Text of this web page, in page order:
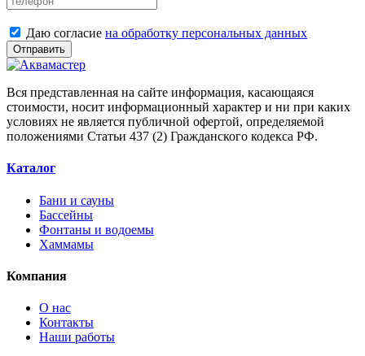
Даю согласие на обработку персональных данных
Отправить
Вся представленная на сайте информация, касающаяся
стоимости, носит информационный характер и ни при каких
условиях не является публичной офертой, определяемой
положениями Статьи 437 (2) Гражданского кодекса РФ.
Каталог
Бани и сауны
Бассейны
Фонтаны и водоемы
Хаммамы
Компания
О нас
Контакты
Наши работы